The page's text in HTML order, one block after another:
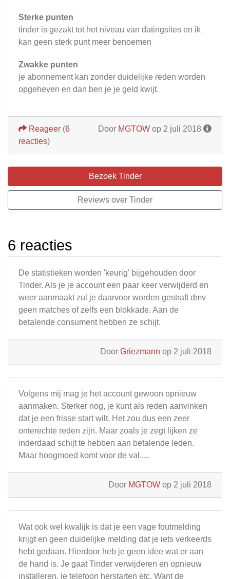
Sterke punten
tinder is gezakt tot het niveau van datingsites en ik
kan geen sterk punt meer benoemen
Zwakke punten
je abonnement kan zonder duidelijke reden worden
opgeheven en dan ben je je geld kwijt.
Door MGTOW op 2 juli 2018
Reageer (6
reacties)
Bezoek Tinder
Reviews over Tinder
6 reacties
De statistieken worden 'keurig' bijgehouden door
Tinder. Als je je account een paar keer verwijderd en
weer aanmaakt zul je daarvoor worden gestraft dmv
geen matches of zelfs een blokkade. Aan de
betalende consument hebben ze schijt.
Door Griezmann op 2 juli 2018
Volgens mij mag je het account gewoon opnieuw
aanmaken. Sterker nog, je kunt als reden aanvinken
dat je een frisse start wilt. Het zou dus een zeer
onterechte reden zijn. Maar zoals je zegt lijken ze
inderdaad schijt te hebben aan betalende leden.
Maar hoogmoed komt voor de val.....
Door MGTOW op 2 juli 2018
Wat ook wel kwalijk is dat je een vage foutmelding
krijgt en geen duidelijke melding dat je iets verkeerds
hebt gedaan. Hierdoor heb je geen idee wat er aan
de hand is. Je gaat Tinder verwijderen en opnieuw
installeren, je telefoon herstarten etc. Want de